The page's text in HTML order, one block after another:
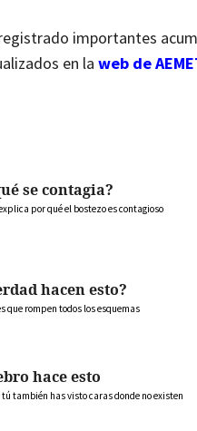
importantes
en la web de
se contagia?
por qué el bostezo es contagioso
hacen esto?
que rompen todos los esquemas
hace esto
tú también has visto caras donde no existen